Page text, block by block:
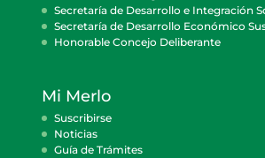
Secretaría de Desarrollo e Integración
Secretaría de Desarrollo Económico
Honorable Concejo Deliberante
Mi Merlo
Suscribirse
Noticias
Guía de Trámites